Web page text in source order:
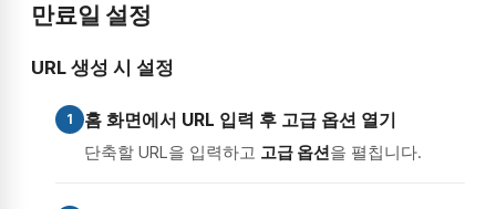
만료일 설정
URL 생성 시 설정
1 홈 화면에서 URL 입력 후 고급 옵션 열기
단축할 URL을 입력하고 고급 옵션을 펼칩니다.